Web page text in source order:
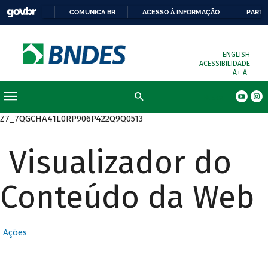
COMUNICA BR ACESSO À INFORMAÇÃO
ENGLISH
ACESSIBILIDADE
A+ A-
Z7_7QGCHA41L0RP906P422Q9Q0513
Visualizador do
Conteúdo da Web
Ações